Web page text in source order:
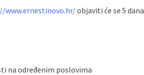
www.ernestinovo.hr/objaviti će se 5 dana
na određenim poslovima